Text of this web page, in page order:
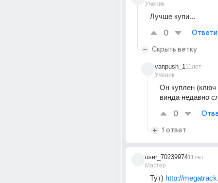
Ученик
Лучше купи...
0
Скрыть ветку
vanpush_1
Ученик
11лет
Он куплен (ключ
винда недавно
0
1 ответ
user_70239974
Мастер
11лет
Тут) http://